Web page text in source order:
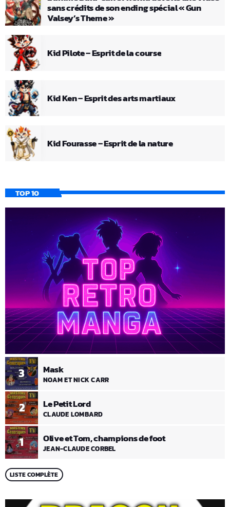
sans crédits de son ending spécial « Gun
Valsey’s Theme »
Kid Pilote – Esprit de la course
Kid Ken – Esprit des arts martiaux
Kid Fourasse – Esprit de la nature
TOP 10
1 Olive et Tom, champions de foot
JEAN-CLAUDE CORBEL
2 Le Petit Lord
CLAUDE LOMBARD
3 Mask
NOAM ET NICK CARR
LISTE COMPLÈTE